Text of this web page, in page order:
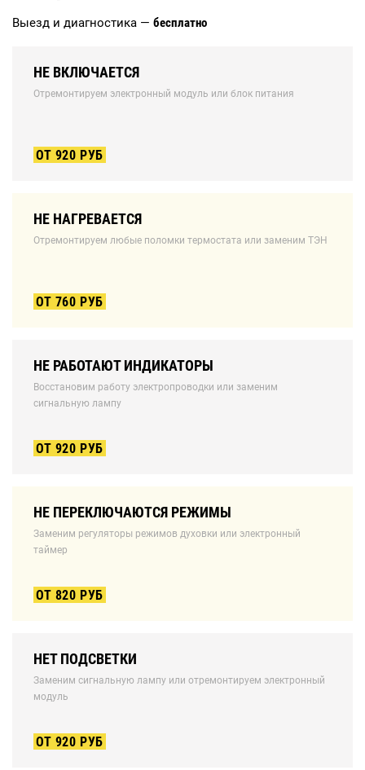
Выезд и диагностика — бесплатно
НЕ ВКЛЮЧАЕТСЯ
Отремонтируем электронный модуль или блок питания
ОТ 920 РУБ
НЕ НАГРЕВАЕТСЯ
Отремонтируем любые поломки термостата или заменим ТЭН
ОТ 760 РУБ
НЕ РАБОТАЮТ ИНДИКАТОРЫ
Восстановим работу электропроводки или заменим
сигнальную лампу
ОТ 920 РУБ
НЕ ПЕРЕКЛЮЧАЮТСЯ РЕЖИМЫ
Заменим регуляторы режимов духовки или электронный
таймер
ОТ 820 РУБ
НЕТ ПОДСВЕТКИ
Заменим сигнальную лампу или отремонтируем электронный
модуль
ОТ 920 РУБ